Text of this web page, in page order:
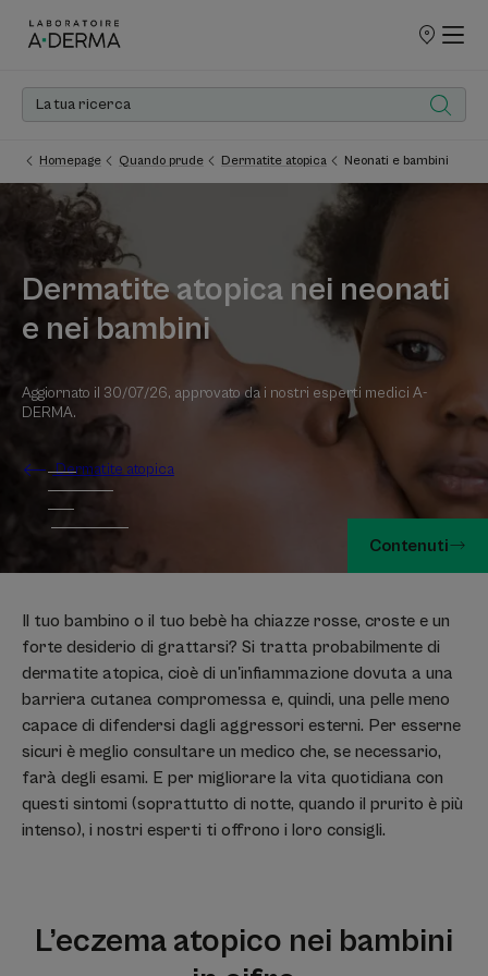
PUNTI
Homepage Quando prude Dermatite atopica Neonati e bambini
Dermatite atopica nei neonati
e nei bambini
Aggiornato il 30/07/26, approvato da i nostri esperti medici A-
DERMA.
Dermatite atopica
Contenuti
Il tuo bambino o il tuo bebè ha chiazze rosse, croste e un
forte desiderio di grattarsi? Si tratta probabilmente di
dermatite atopica, cioè di un'infiammazione dovuta a una
barriera cutanea compromessa e, quindi, una pelle meno
capace di difendersi dagli aggressori esterni. Per esserne
sicuri è meglio consultare un medico che, se necessario,
farà degli esami. E per migliorare la vita quotidiana con
questi sintomi (soprattutto di notte, quando il prurito è più
intenso), i nostri esperti ti offrono i loro consigli.
L’eczema atopico nei bambini